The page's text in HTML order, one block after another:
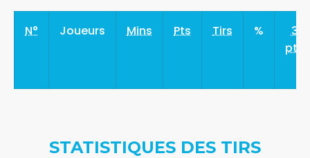
N° Joueurs Mins Pts Tirs %
3
pts
STATISTIQUES DES TIRS